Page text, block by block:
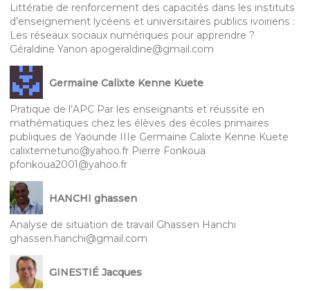
Littératie de renforcement des capacités dans les instituts
d’enseignement lycéens et universitaires publics ivoiriens :
Les réseaux sociaux numériques pour apprendre ?
Géraldine Yanon apogeraldine@gmail.com
Germaine Calixte Kenne Kuete
Pratique de l’APC Par les enseignants et réussite en
mathématiques chez les élèves des écoles primaires
publiques de Yaounde IIIe Germaine Calixte Kenne Kuete
calixtemetuno@yahoo.fr Pierre Fonkoua
pfonkoua2001@yahoo.fr
HANCHI ghassen
Analyse de situation de travail Ghassen Hanchi
ghassen.hanchi@gmail.com
GINESTIÉ Jacques